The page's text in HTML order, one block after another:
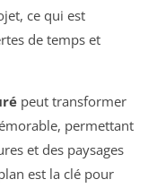
ce qui est
de temps et
peut transformer
permettant
et des paysages
est la clé pour